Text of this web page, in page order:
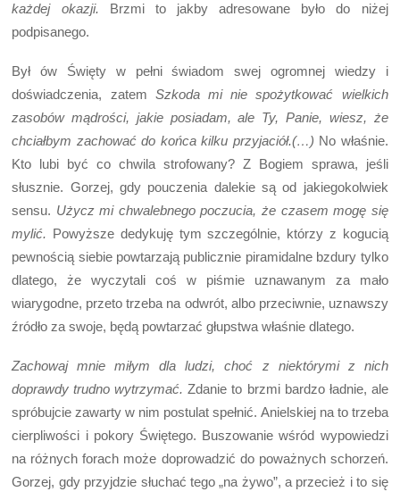
każdej okazji. Brzmi to jakby adresowane było do niżej
podpisanego.
Był ów Święty w pełni świadom swej ogromnej wiedzy i
doświadczenia, zatem Szkoda mi nie spożytkować wielkich
zasobów mądrości, jakie posiadam, ale Ty, Panie, wiesz, że
chciałbym zachować do końca kilku przyjaciół.(…) No właśnie.
Kto lubi być co chwila strofowany? Z Bogiem sprawa, jeśli
słusznie. Gorzej, gdy pouczenia dalekie są od jakiegokolwiek
sensu. Użycz mi chwalebnego poczucia, że czasem mogę się
mylić. Powyższe dedykuję tym szczególnie, którzy z kogucią
pewnością siebie powtarzają publicznie piramidalne bzdury tylko
dlatego, że wyczytali coś w piśmie uznawanym za mało
wiarygodne, przeto trzeba na odwrót, albo przeciwnie, uznawszy
źródło za swoje, będą powtarzać głupstwa właśnie dlatego.
Zachowaj mnie miłym dla ludzi, choć z niektórymi z nich
doprawdy trudno wytrzymać. Zdanie to brzmi bardzo ładnie, ale
spróbujcie zawarty w nim postulat spełnić. Anielskiej na to trzeba
cierpliwości i pokory Świętego. Buszowanie wśród wypowiedzi
na różnych forach może doprowadzić do poważnych schorzeń.
Gorzej, gdy przyjdzie słuchać tego „na żywo”, a przecież i to się